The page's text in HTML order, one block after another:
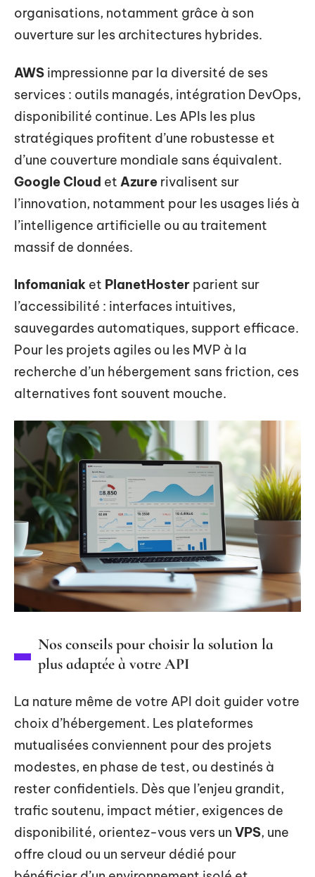
organisations, notamment grâce à son
ouverture sur les architectures hybrides.
AWS impressionne par la diversité de ses
services : outils managés, intégration DevOps,
disponibilité continue. Les APIs les plus
stratégiques profitent d’une robustesse et
d’une couverture mondiale sans équivalent.
Google Cloud et Azure rivalisent sur
l’innovation, notamment pour les usages liés à
l’intelligence artificielle ou au traitement
massif de données.
Infomaniak et PlanetHoster parient sur
l’accessibilité : interfaces intuitives,
sauvegardes automatiques, support efficace.
Pour les projets agiles ou les MVP à la
recherche d’un hébergement sans friction, ces
alternatives font souvent mouche.
Nos conseils pour choisir la solution la
plus adaptée à votre API
La nature même de votre API doit guider votre
choix d’hébergement. Les plateformes
mutualisées conviennent pour des projets
modestes, en phase de test, ou destinés à
rester confidentiels. Dès que l’enjeu grandit,
trafic soutenu, impact métier, exigences de
disponibilité, orientez-vous vers un VPS, une
offre cloud ou un serveur dédié pour